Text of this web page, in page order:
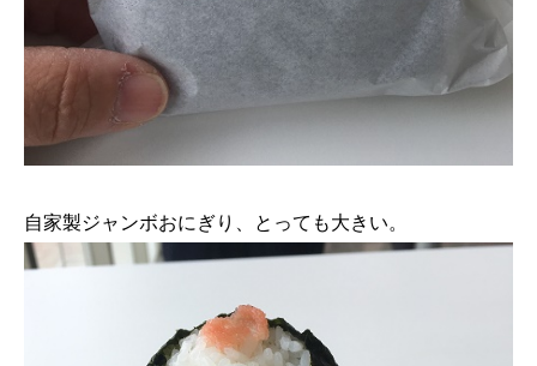
自家製ジャンボおにぎり、とっても大きい。